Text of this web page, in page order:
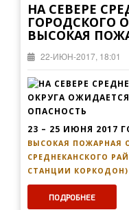
НА СЕВЕРЕ
ГОРОДСКОГО
ВЫСОКАЯ
22-ИЮН-2017, 18:01
23 – 25 ИЮНЯ 2017
ВЫСОКАЯ ПОЖАРНАЯ
СРЕДНЕКАНСКОГО
СТАНЦИИ
ПОДРОБНЕЕ